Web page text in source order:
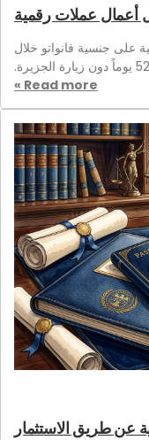
أعمال عملات رقمية
جنسية فانواتو خلال
52 يوماً دون زيارة الجزيرة.
Read more »
طريق الاستثمار